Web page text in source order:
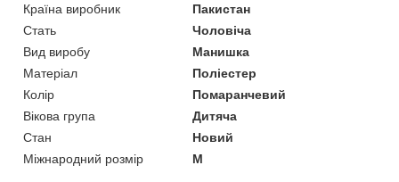
Країна виробник
Пакистан
Стать
Чоловіча
Вид виробу
Манишка
Матеріал
Поліестер
Колір
Помаранчевий
Вікова група
Дитяча
Стан
Новий
Міжнародний розмір
M